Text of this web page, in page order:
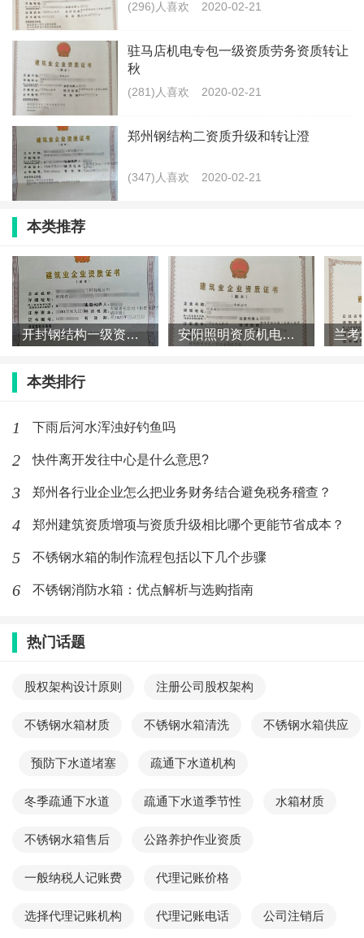
出。
2、开封：房建三级、钢结构三级、环保三级、装修二
级、防水二级，模板脚手架，有安许证。
3、郑州：钢结构一级，包变更。
4、新乡：机电二级、钢结构二级、房建三级、市政三
级，有安许。
5、林州：房建二级、市政二级、钢结构二级、装修一
级、防水一级、劳务、模板、结构补强，有安许证。
构工程专业承包叁级、地基基础工程专业承包叁级”等，
施工用的“安全生产许可证”也已经办好了，现在公司股
有钢结构三级资质，上面还有钢结构一级资质，在接施
工项目时，一般是和房建二级资质配套的比较多一些，
房建二资质可以承接高度100米以下的楼房项目，钢结构
二级可以承接高度100米以下的钢结构项目。
清洗频率和水箱的材质有关
箱的费用大概是多少？
(844)人喜欢 2026-05-08
西安不锈钢水箱供应商,西安不锈钢水箱
(296)人喜欢 2020-02-21
驻马店机电专包一级资质劳务资质转让
秋
(281)人喜欢 2020-02-21
郑州钢结构二资质升级和转让澄
(347)人喜欢 2020-02-21
本类推荐
开封钢结构一级资质转让开封钢结构贰级资质转让澄 ​安阳照明资质机电专包一级资质转让股权叶
本类排行
1 下雨后河水浑浊好钓鱼吗
2 快件离开发往中心是什么意思?
3 郑州各行业企业怎么把业务财务结合避免税务稽查？
4 郑州建筑资质增项与资质升级相比哪个更能节省成本？
5 不锈钢水箱的制作流程包括以下几个步骤
6 不锈钢消防水箱：优点解析与选购指南
热门话题
股权架构设计原则 注册公司股权架构
不锈钢水箱材质 不锈钢水箱清洗 不锈钢水箱供应
预防下水道堵塞 疏通下水道机构
冬季疏通下水道 疏通下水道季节性 水箱材质
不锈钢水箱售后 公路养护作业资质
一般纳税人记账费 代理记账价格
选择代理记账机构 代理记账电话 公司注销后